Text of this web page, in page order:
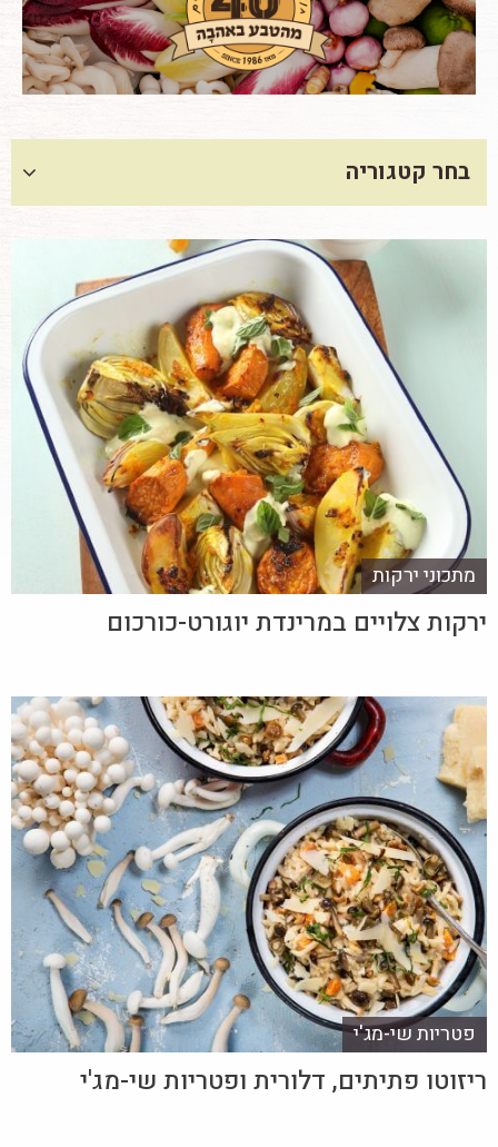
בחר קטגוריה
מתכוני ירקות
ירקות צלויים במרינדת יוגורט-כורכום
פטריות שי-מג'י
ריזוטו פתיתים, דלורית ופטריות שי-מג'י